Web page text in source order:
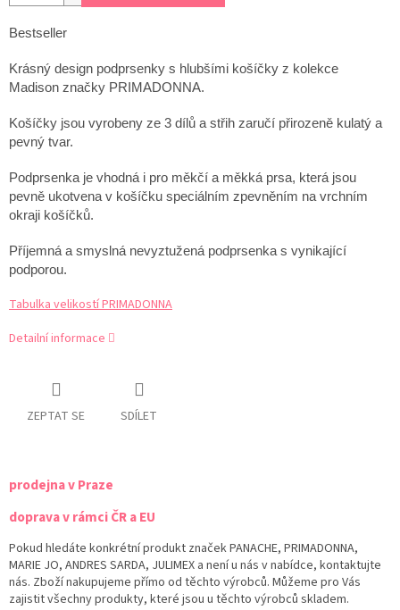
Bestseller
Krásný design podprsenky s hlubšími košíčky z kolekce
Madison značky PRIMADONNA.
Košíčky jsou vyrobeny ze 3 dílů a střih zaručí přirozeně kulatý a
pevný tvar.
Podprsenka je vhodná i pro měkčí a měkká prsa, která jsou
pevně ukotvena v košíčku speciálním zpevněním na vrchním
okraji košíčků.
Příjemná a smyslná nevyztužená podprsenka s vynikající
podporou.
Tabulka velikostí PRIMADONNA
Detailní informace
ZEPTAT SE SDÍLET
prodejna v Praze
doprava v rámci ČR a EU
Pokud hledáte konkrétní produkt značek PANACHE, PRIMADONNA,
MARIE JO, ANDRES SARDA, JULIMEX a není u nás v nabídce, kontaktujte
nás. Zboží nakupujeme přímo od těchto výrobců. Můžeme pro Vás
zajistit všechny produkty, které jsou u těchto výrobců skladem.